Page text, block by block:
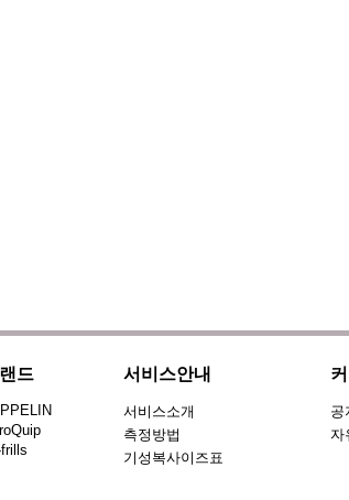
드 서비스안내
서비스소개
측정방법
기성복사이즈표
공
자